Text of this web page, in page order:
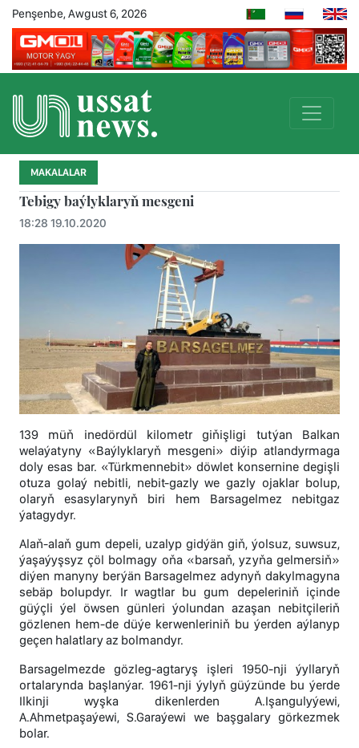
Penşenbe, Awgust 6, 2026
MAKALALAR
Tebigy baýlyklaryň mesgeni
18:28 19.10.2020
139 müň inedördül kilometr giňişligi tutýan Balkan
welaýatyny «Baýlyklaryň mesgeni» diýip atlandyrmaga
doly esas bar. «Türkmennebit» döwlet konsernine degişli
otuza golaý nebitli, nebit-gazly we gazly ojaklar bolup,
olaryň esasylarynyň biri hem Barsagelmez nebitgaz
ýatagydyr.
Alaň-alaň gum depeli, uzalyp gidýän giň, ýolsuz, suwsuz,
ýaşaýyşsyz çöl bolmagy oňa «barsaň, yzyňa gelmersiň»
diýen manyny berýän Barsagelmez adynyň dakylmagyna
sebäp bolupdyr. Ir wagtlar bu gum depeleriniň içinde
güýçli ýel öwsen günleri ýolundan azaşan nebitçileriň
gözlenen hem-de düýe kerwenleriniň bu ýerden aýlanyp
geçen halatlary az bolmandyr.
Barsagelmezde gözleg-agtaryş işleri 1950-nji ýyllaryň
ortalarynda başlanýar. 1961-nji ýylyň güýzünde bu ýerde
Ilkinji wyşka dikenlerden A.Işangulyýewi,
A.Ahmetpaşaýewi, S.Garaýewi we başgalary görkezmek
bolar.